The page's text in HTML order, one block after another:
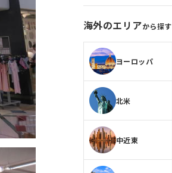
海外のエリアから探す
ヨーロッパ
北米
中近東